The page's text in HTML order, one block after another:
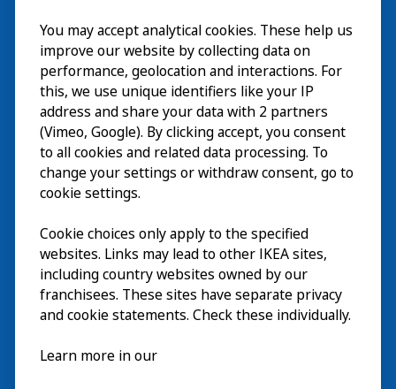
Besök
Utforska
På gång
Om
You may accept analytical cookies. These help us
improve our website by collecting data on
performance, geolocation and interactions. For
this, we use unique identifiers like your IP
address and share your data with 2 partners
(Vimeo, Google). By clicking accept, you consent
to all cookies and related data processing. To
change your settings or withdraw consent, go to
cookie settings.
Cookie choices only apply to the specified
websites. Links may lead to other IKEA sites,
including country websites owned by our
franchisees. These sites have separate privacy
and cookie statements. Check these individually.
Learn more in our